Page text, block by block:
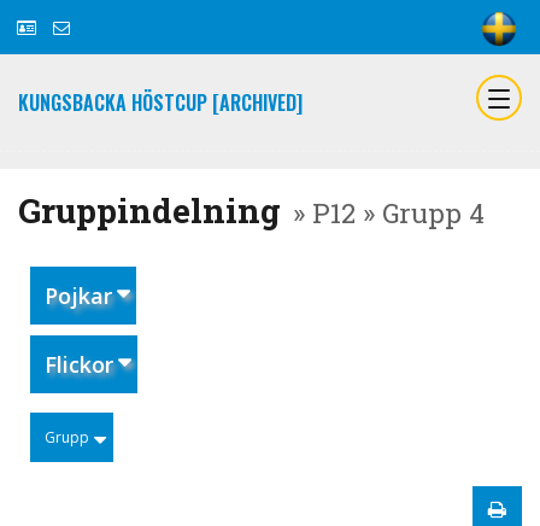
KUNGSBACKA HÖSTCUP [ARCHIVED]
Gruppindelning » P12 » Grupp 4
Pojkar
Flickor
Grupp